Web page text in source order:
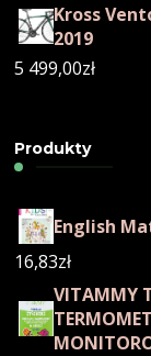
Kross
2019
5 499,00zł
Produkty
English
16,83zł
VITAMMY